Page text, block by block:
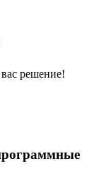
решение!